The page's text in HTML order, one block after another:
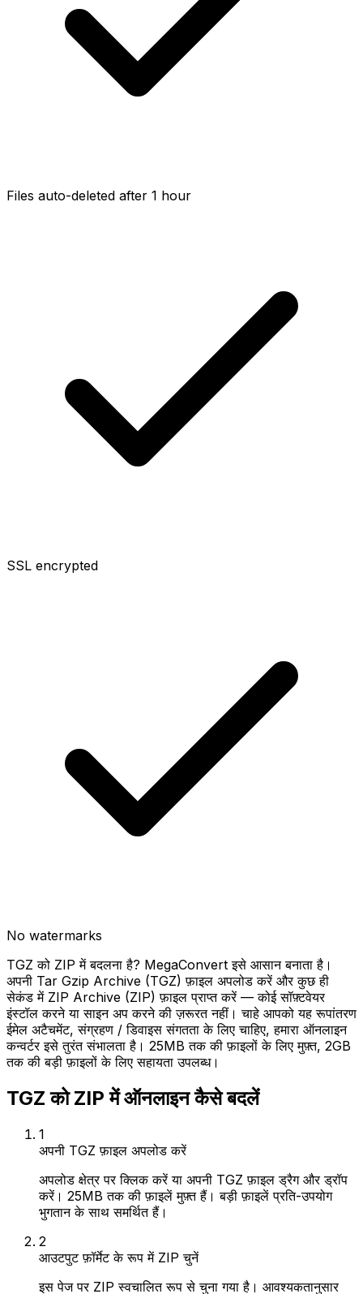
Files auto-deleted after 1 hour
SSL encrypted
No watermarks
TGZ को ZIP में बदलना है? MegaConvert इसे आसान बनाता है।
अपनी Tar Gzip Archive (TGZ) फ़ाइल अपलोड करें और कुछ ही
सेकंड में ZIP Archive (ZIP) फ़ाइल प्राप्त करें — कोई सॉफ़्टवेयर
इंस्टॉल करने या साइन अप करने की ज़रूरत नहीं। चाहे आपको यह रूपांतरण
ईमेल अटैचमेंट, संग्रहण / डिवाइस संगतता के लिए चाहिए, हमारा ऑनलाइन
कन्वर्टर इसे तुरंत संभालता है। 25MB तक की फ़ाइलों के लिए मुफ़्त, 2GB
तक की बड़ी फ़ाइलों के लिए सहायता उपलब्ध।
TGZ को ZIP में ऑनलाइन कैसे बदलें
1
अपनी TGZ फ़ाइल अपलोड करें
अपलोड क्षेत्र पर क्लिक करें या अपनी TGZ फ़ाइल ड्रैग और ड्रॉप
करें। 25MB तक की फ़ाइलें मुफ़्त हैं। बड़ी फ़ाइलें प्रति-उपयोग
भुगतान के साथ समर्थित हैं।
2
आउटपुट फ़ॉर्मेट के रूप में ZIP चुनें
इस पेज पर ZIP स्वचालित रूप से चुना गया है। आवश्यकतानुसार